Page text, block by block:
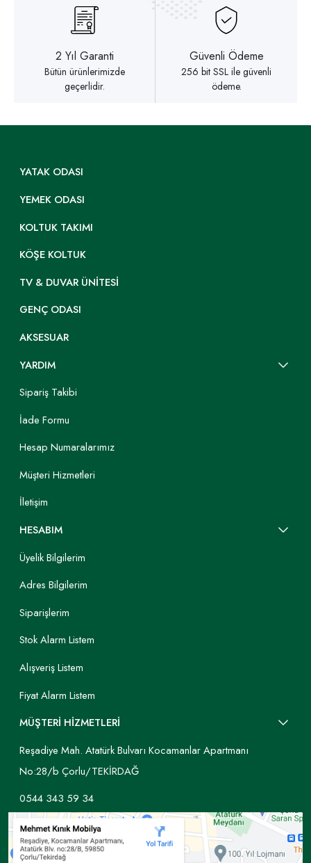
2 Yıl Garanti
Bütün ürünlerimizde
geçerlidir.
Güvenli Ödeme
256 bit SSL ile güvenli
ödeme.
YATAK ODASI
YEMEK ODASI
KOLTUK TAKIMI
KÖŞE KOLTUK
TV & DUVAR ÜNITESI
GENÇ ODASI
AKSESUAR
YARDIM
Sipariş Takibi
İade Formu
Hesap Numaralarımız
Müşteri Hizmetleri
İletişim
HESABIM
Üyelik Bilgilerim
Adres Bilgilerim
Siparişlerim
Stok Alarm Listem
Alışveriş Listem
Fiyat Alarm Listem
MÜŞTERİ HİZMETLERİ
Reşadiye Mah. Atatürk Bulvarı Kocamanlar Apartmanı
No:28/b Çorlu/TEKİRDAĞ
0544 343 59 34